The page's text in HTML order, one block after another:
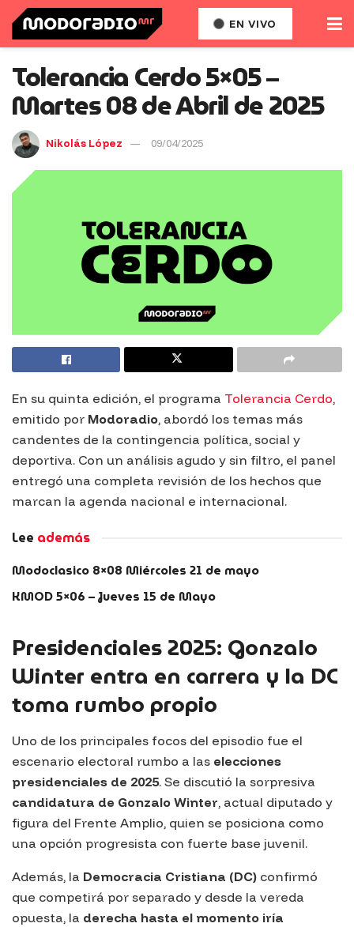
EN VIVO
Tolerancia Cerdo 5×05 –
Martes 08 de Abril de 2025
Nikolás López 09/04/2025
En su quinta edición, el programa Tolerancia Cerdo,
emitido por Modoradio, abordó los temas más
candentes de la contingencia política, social y
deportiva. Con un análisis agudo y sin filtro, el panel
entregó una completa revisión de los hechos que
marcan la agenda nacional e internacional.
Lee además
Modoclasico 8×08 Miércoles 21 de mayo
KMOD 5×06 – Jueves 15 de Mayo
Presidenciales 2025: Gonzalo
Winter entra en carrera y la DC
toma rumbo propio
Uno de los principales focos del episodio fue el
escenario electoral rumbo a las elecciones
presidenciales de 2025. Se discutió la sorpresiva
candidatura de Gonzalo Winter, actual diputado y
figura del Frente Amplio, quien se posiciona como
una opción progresista con fuerte base juvenil.
Además, la Democracia Cristiana (DC) confirmó
que competirá por separado y desde la vereda
opuesta, la derecha hasta el momento iría